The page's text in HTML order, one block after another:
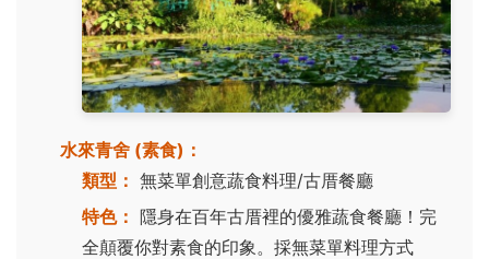
水來青舍 (素食)：
類型： 無菜單創意蔬食料理/古厝餐廳
特色： 隱身在百年古厝裡的優雅蔬食餐廳！完
全顛覆你對素食的印象。採無菜單料理方式